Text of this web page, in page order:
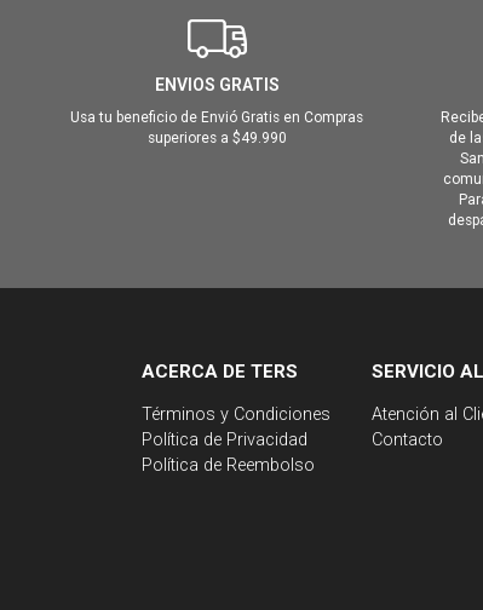
ENVIOS GRATIS
Usa tu beneficio de Envió Gratis en Compras
superiores a $49.990
de
ACERCA DE TERS
Términos y Condiciones
Política de Privacidad
Política de Reembolso
SERVICIO
Atención al
Contacto